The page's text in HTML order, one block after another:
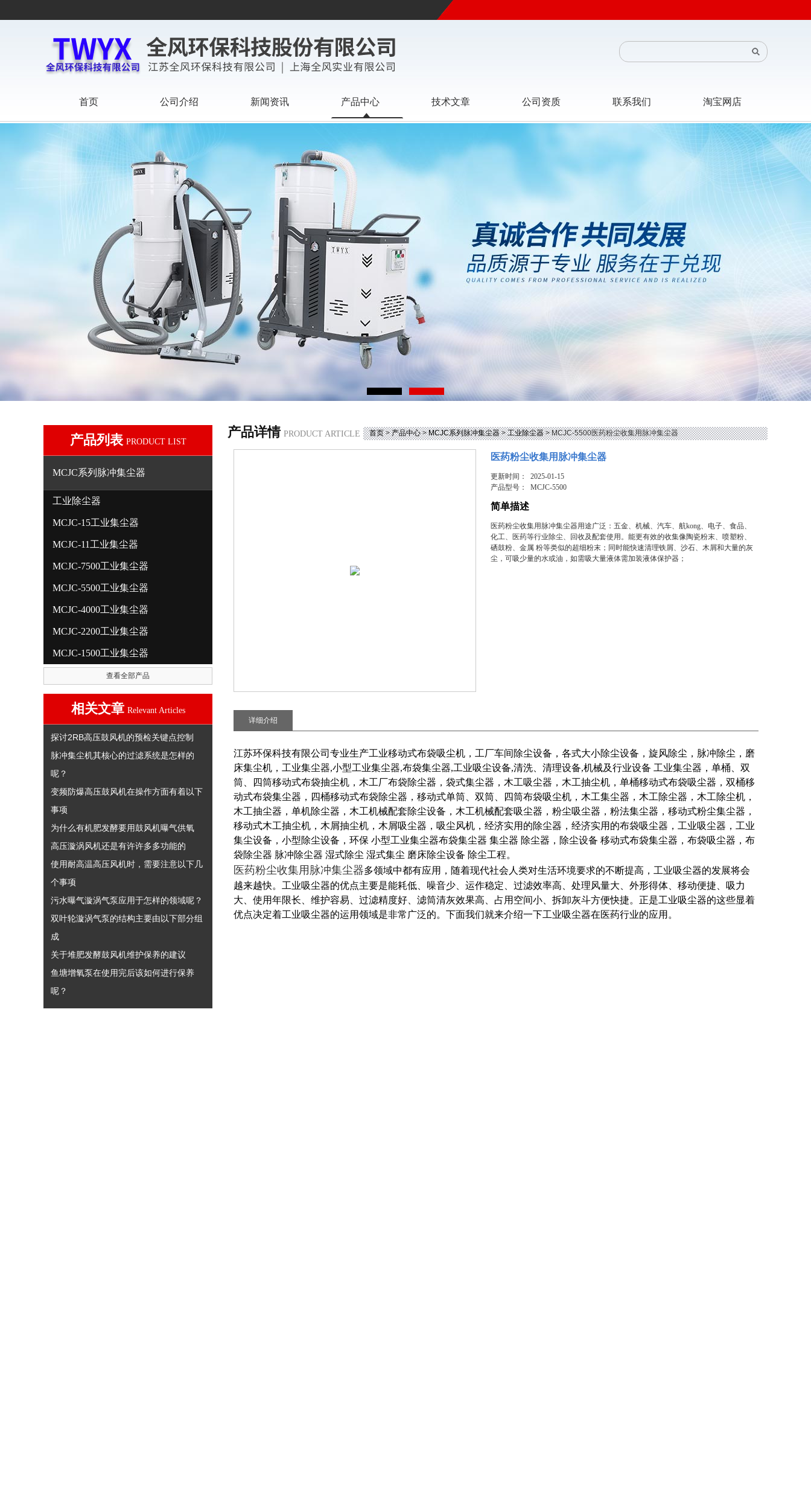
首页 公司介绍 新闻资讯 产品中心 技术文章 公司资质 联系我们 淘宝网店
产品列表 PRODUCT LIST
MCJC系列脉冲集尘器
工业除尘器
MCJC-15工业集尘器
MCJC-11工业集尘器
MCJC-7500工业集尘器
MCJC-5500工业集尘器
MCJC-4000工业集尘器
MCJC-2200工业集尘器
MCJC-1500工业集尘器
查看全部产品
相关文章 Relevant Articles
探讨2RB高压鼓风机的预检关键点控制
脉冲集尘机其核心的过滤系统是怎样的
呢？
变频防爆高压鼓风机在操作方面有着以下
事项
为什么有机肥发酵要用鼓风机曝气供氧
高压漩涡风机还是有许许多多功能的
使用耐高温高压风机时，需要注意以下几
个事项
污水曝气漩涡气泵应用于怎样的领域呢？
双叶轮漩涡气泵的结构主要由以下部分组
成
关于堆肥发酵鼓风机维护保养的建议
鱼塘增氧泵在使用完后该如何进行保养
呢？
产品详情 PRODUCT ARTICLE 首页>产品中心>MCJC系列脉冲集尘器>工业除尘器> MCJC-5500医药粉尘收集用脉冲集尘器
医药粉尘收集用脉冲集尘器
更新时间： 2025-01-15
产品型号：MCJC-5500
简单描述
医药粉尘收集用脉冲集尘器用途广泛：五金、机械、汽车、航kong、电子、食品、
化工、医药等行业除尘、回收及配套使用。能更有效的收集像陶瓷粉末、喷塑粉、
硒鼓粉、金属 粉等类似的超细粉末；同时能快速清理铁屑、沙石、木屑和大量的灰
尘，可吸少量的水或油，如需吸大量液体需加装液体保护器；
详细介绍
江苏环保科技有限公司专业生产工业移动式布袋吸尘机，工厂车间除尘设备，各式大小除尘设备，旋风除尘，脉冲除尘，磨
床集尘机，工业集尘器,小型工业集尘器,布袋集尘器,工业吸尘设备,清洗、清理设备,机械及行业设备 工业集尘器，单桶、双
筒、四筒移动式布袋抽尘机，木工厂布袋除尘器，袋式集尘器，木工吸尘器，木工抽尘机，单桶移动式布袋吸尘器，双桶移
动式布袋集尘器，四桶移动式布袋除尘器，移动式单筒、双筒、四筒布袋吸尘机，木工集尘器，木工除尘器，木工除尘机，
木工抽尘器，单机除尘器，木工机械配套除尘设备，木工机械配套吸尘器，粉尘吸尘器，粉法集尘器，移动式粉尘集尘器，
移动式木工抽尘机，木屑抽尘机，木屑吸尘器，吸尘风机，经济实用的除尘器，经济实用的布袋吸尘器，工业吸尘器，工业
集尘设备，小型除尘设备，环保 小型工业集尘器布袋集尘器 集尘器 除尘器，除尘设备 移动式布袋集尘器，布袋吸尘器，布
袋除尘器 脉冲除尘器 湿式除尘 湿式集尘 磨床除尘设备 除尘工程。
医药粉尘收集用脉冲集尘器多领域中都有应用，随着现代社会人类对生活环境要求的不断提高，工业吸尘器的发展将会
越来越快。工业吸尘器的优点主要是能耗低、噪音少、运作稳定、过滤效率高、处理风量大、外形得体、移动便捷、吸力
大、使用年限长、维护容易、过滤精度好、滤筒清灰效果高、占用空间小、拆卸灰斗方便快捷。正是工业吸尘器的这些显着
优点决定着工业吸尘器的运用领域是非常广泛的。下面我们就来介绍一下工业吸尘器在医药行业的应用。